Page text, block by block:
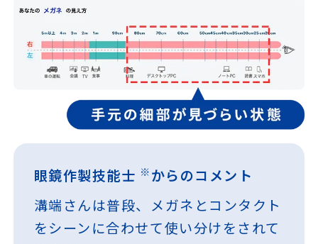
眼鏡作製技能士 ※からのコメント
溝端さんは普段、メガネとコンタクト
をシーンに合わせて使い分けをされて